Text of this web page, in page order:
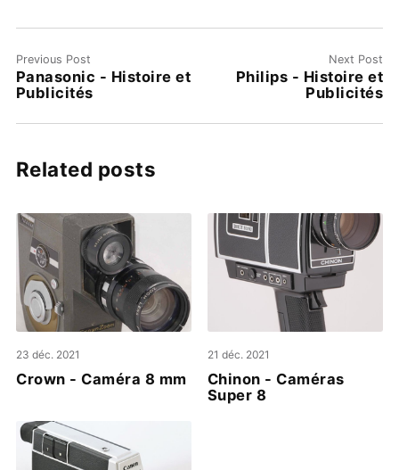
Previous Post
Panasonic - Histoire et
Publicités
Next Post
Philips - Histoire et
Publicités
Related posts
23 déc. 2021
Crown - Caméra 8 mm
21 déc. 2021
Chinon - Caméras
Super 8